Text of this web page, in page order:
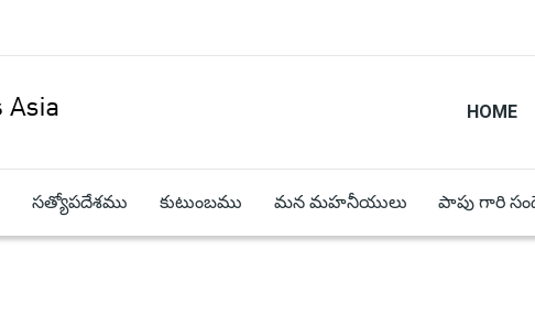
HOME
సత్యోపదేశము కుటుంబము మన మహనీయులు పాపు గారి